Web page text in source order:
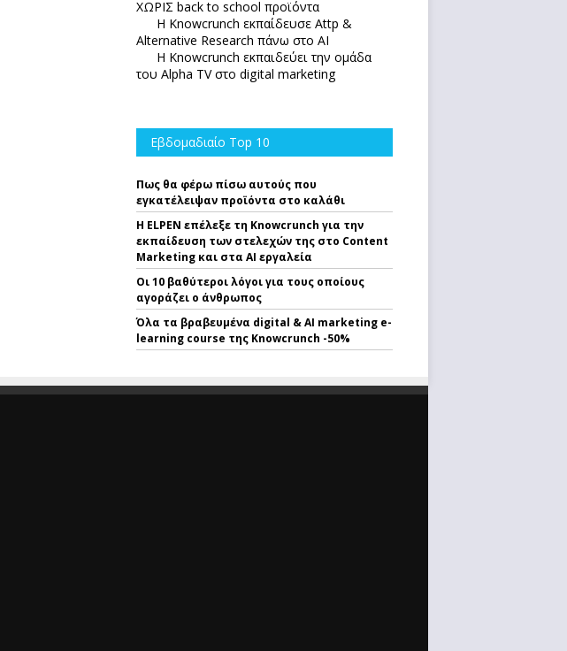
ΧΩΡΙΣ back to school προϊόντα
Η Knowcrunch εκπαίδευσε Attp &
Alternative Research πάνω στο ΑΙ
Η Knowcrunch εκπαιδεύει την ομάδα
του Alpha TV στο digital marketing
Εβδομαδιαίο Top 10
Πως θα φέρω πίσω αυτούς που
εγκατέλειψαν προϊόντα στο καλάθι
Η ELPEN επέλεξε τη Knowcrunch για την
εκπαίδευση των στελεχών της στο Content
Marketing και στα AI εργαλεία
Οι 10 βαθύτεροι λόγοι για τους οποίους
αγοράζει ο άνθρωπος
Όλα τα βραβευμένα digital & AI marketing e-
learning course της Knowcrunch -50%